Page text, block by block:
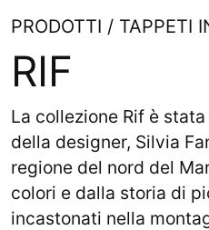
PRODOTTI / TAPPETI
RIF
La collezione Rif è
della designer, Silvia
regione del nord del
colori e dalla storia di
incastonati nella